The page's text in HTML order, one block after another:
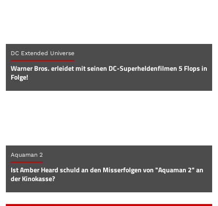
DC Extended Universe
Warner Bros. erleidet mit seinen DC-Superheldenfilmen 5 Flops in
Folge!
Aquaman 2
Ist Amber Heard schuld an den Misserfolgen von "Aquaman 2" an
der Kinokasse?